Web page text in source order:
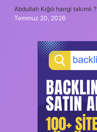
Abdullah Kığılı hangi takımlı ?
Temmuz 20, 2026